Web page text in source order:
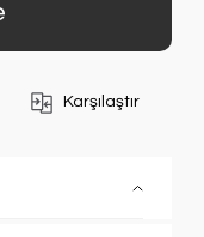
Karşılaştır